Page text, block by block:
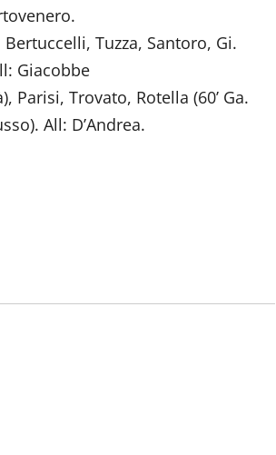
Tuzza, Santoro, Gi.
Giacobbe
Parisi, Trovato, Rotella (60’ Ga.
All: D’Andrea.